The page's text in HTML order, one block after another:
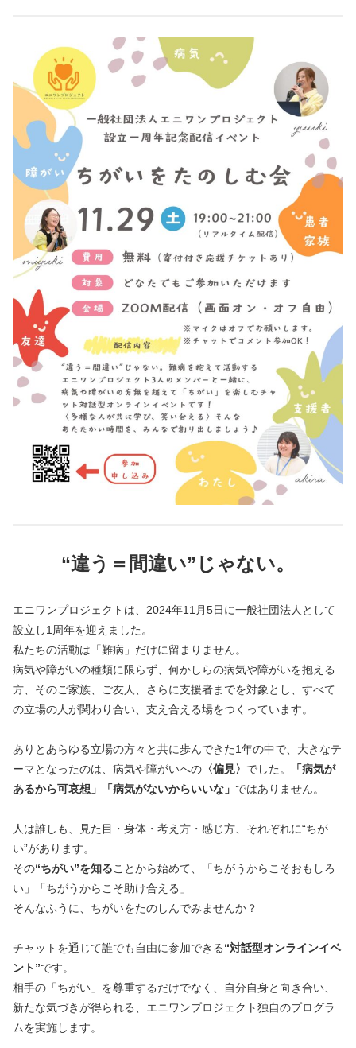
“違う＝間違い”じゃない。
エニワンプロジェクトは、2024年11月5日に一般社団法人として
設立し1周年を迎えました。
私たちの活動は「難病」だけに留まりません。
病気や障がいの種類に限らず、何かしらの病気や障がいを抱える
方、そのご家族、ご友人、さらに支援者までを対象とし、すべて
の立場の人が関わり合い、支え合える場をつくっています。
ありとあらゆる立場の方々と共に歩んできた1年の中で、大きなテ
ーマとなったのは、病気や障がいへの 〈偏見〉 でした。
「病気が
あるから可哀想」「病気がないからいいな」 ではありません。
人は誰しも、見た目・身体・考え方・感じ方、それぞれに“ちが
い”があります。
その“ちがい”を知ることから始めて、「ちがうからこそおもしろ
い」「ちがうからこそ助け合える」
そんなふうに、ちがいをたのしんでみませんか？
チャットを通じて誰でも自由に参加できる“対話型オンラインイベ
ント”です。
相手の「ちがい」を尊重するだけでなく、自分自身と向き合い、
新たな気づきが得られる、エニワンプロジェクト独自のプログラ
ムを実施します。